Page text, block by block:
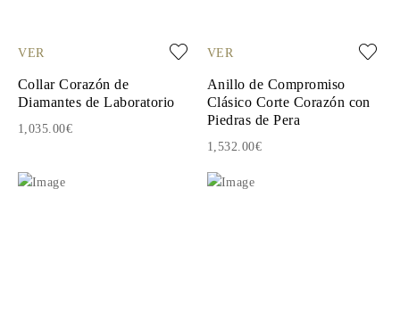
VER
Collar Corazón de
Diamantes de Laboratorio
1,035.00€
VER
Anillo de Compromiso
Clásico Corte Corazón con
Piedras de Pera
1,532.00€